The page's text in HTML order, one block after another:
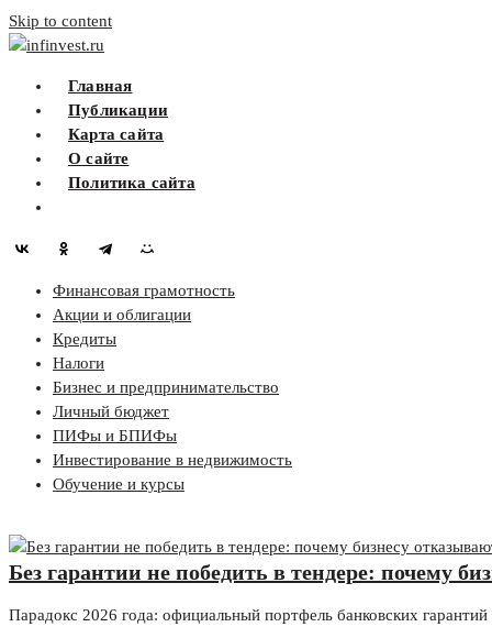
Skip to content
infinvest.ru
Главная
Публикации
Карта сайта
О сайте
Политика сайта
Финансовая грамотность
Акции и облигации
Кредиты
Налоги
Бизнес и предпринимательство
Личный бюджет
ПИФы и БПИФы
Инвестирование в недвижимость
Обучение и курсы
Без гарантии не победить в тендере: почему
Парадокс 2026 года: официальный портфель банковских